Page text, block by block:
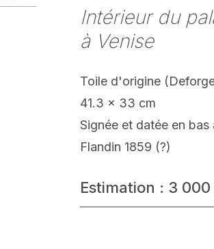
Intérieur du
à Venise
Toile d'origine
41.3 x 33 cm
Signée et datée en bas
Flandin 1859 (?)
Estimation : 3